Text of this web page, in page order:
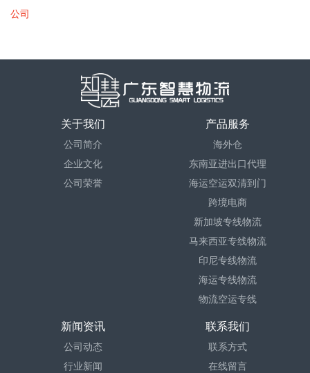
公司
关于我们
公司简介
企业文化
公司荣誉
产品服务
海外仓
东南亚进出口代理
海运空运双清到门
跨境电商
新加坡专线物流
马来西亚专线物流
印尼专线物流
海运专线物流
物流空运专线
新闻资讯
公司动态
行业新闻
联系我们
联系方式
在线留言